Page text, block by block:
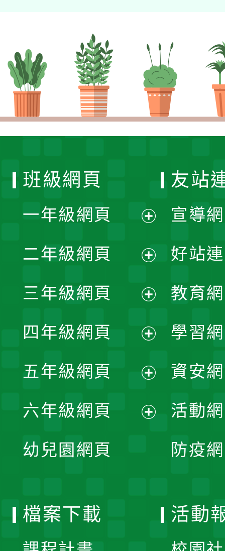
班級網頁
一年級網頁
開
選
單
二年級網頁
開
選
單
三年級網頁
開
選
單
四年級網頁
開
選
五年級網頁
開
六年級網頁
幼兒園網頁
友站
宣導
好站
教育
學習
資安
活動
防疫
檔案下載 活動